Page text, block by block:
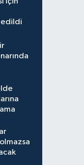
edildi